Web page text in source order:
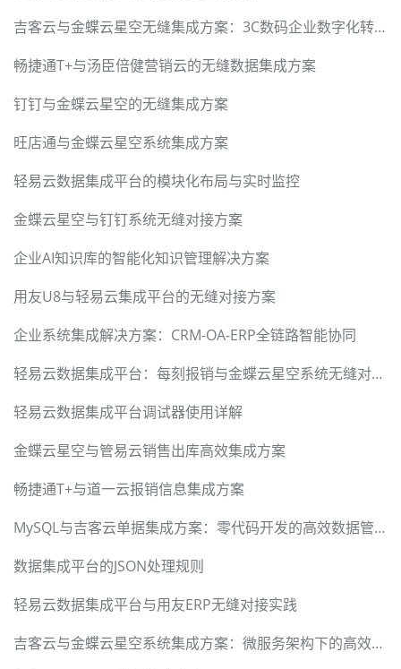
吉客云与金蝶云星空无缝集成方案：3C数码企业数字化转型
畅捷通T+与汤臣倍健营销云的无缝数据集成方案
钉钉与金蝶云星空的无缝集成方案
旺店通与金蝶云星空系统集成方案
轻易云数据集成平台的模块化布局与实时监控
金蝶云星空与钉钉系统无缝对接方案
企业AI知识库的智能化知识管理解决方案
用友U8与轻易云集成平台的无缝对接方案
企业系统集成解决方案：CRM-OA-ERP全链路智能协同
轻易云数据集成平台：每刻报销与金蝶云星空系统无缝对接方案
轻易云数据集成平台调试器使用详解
金蝶云星空与管易云销售出库高效集成方案
畅捷通T+与道一云报销信息集成方案
MySQL与吉客云单据集成方案：零代码开发的高效数据管道
数据集成平台的JSON处理规则
轻易云数据集成平台与用友ERP无缝对接实践
吉客云与金蝶云星空系统集成方案：微服务架构下的高效数据互通